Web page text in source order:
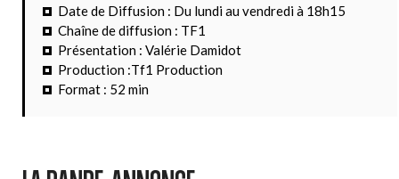
Date de Diffusion : Du lundi au vendredi à 18h15
Chaîne de diffusion : TF1
Présentation : Valérie Damidot
Production :Tf1 Production
Format : 52 min